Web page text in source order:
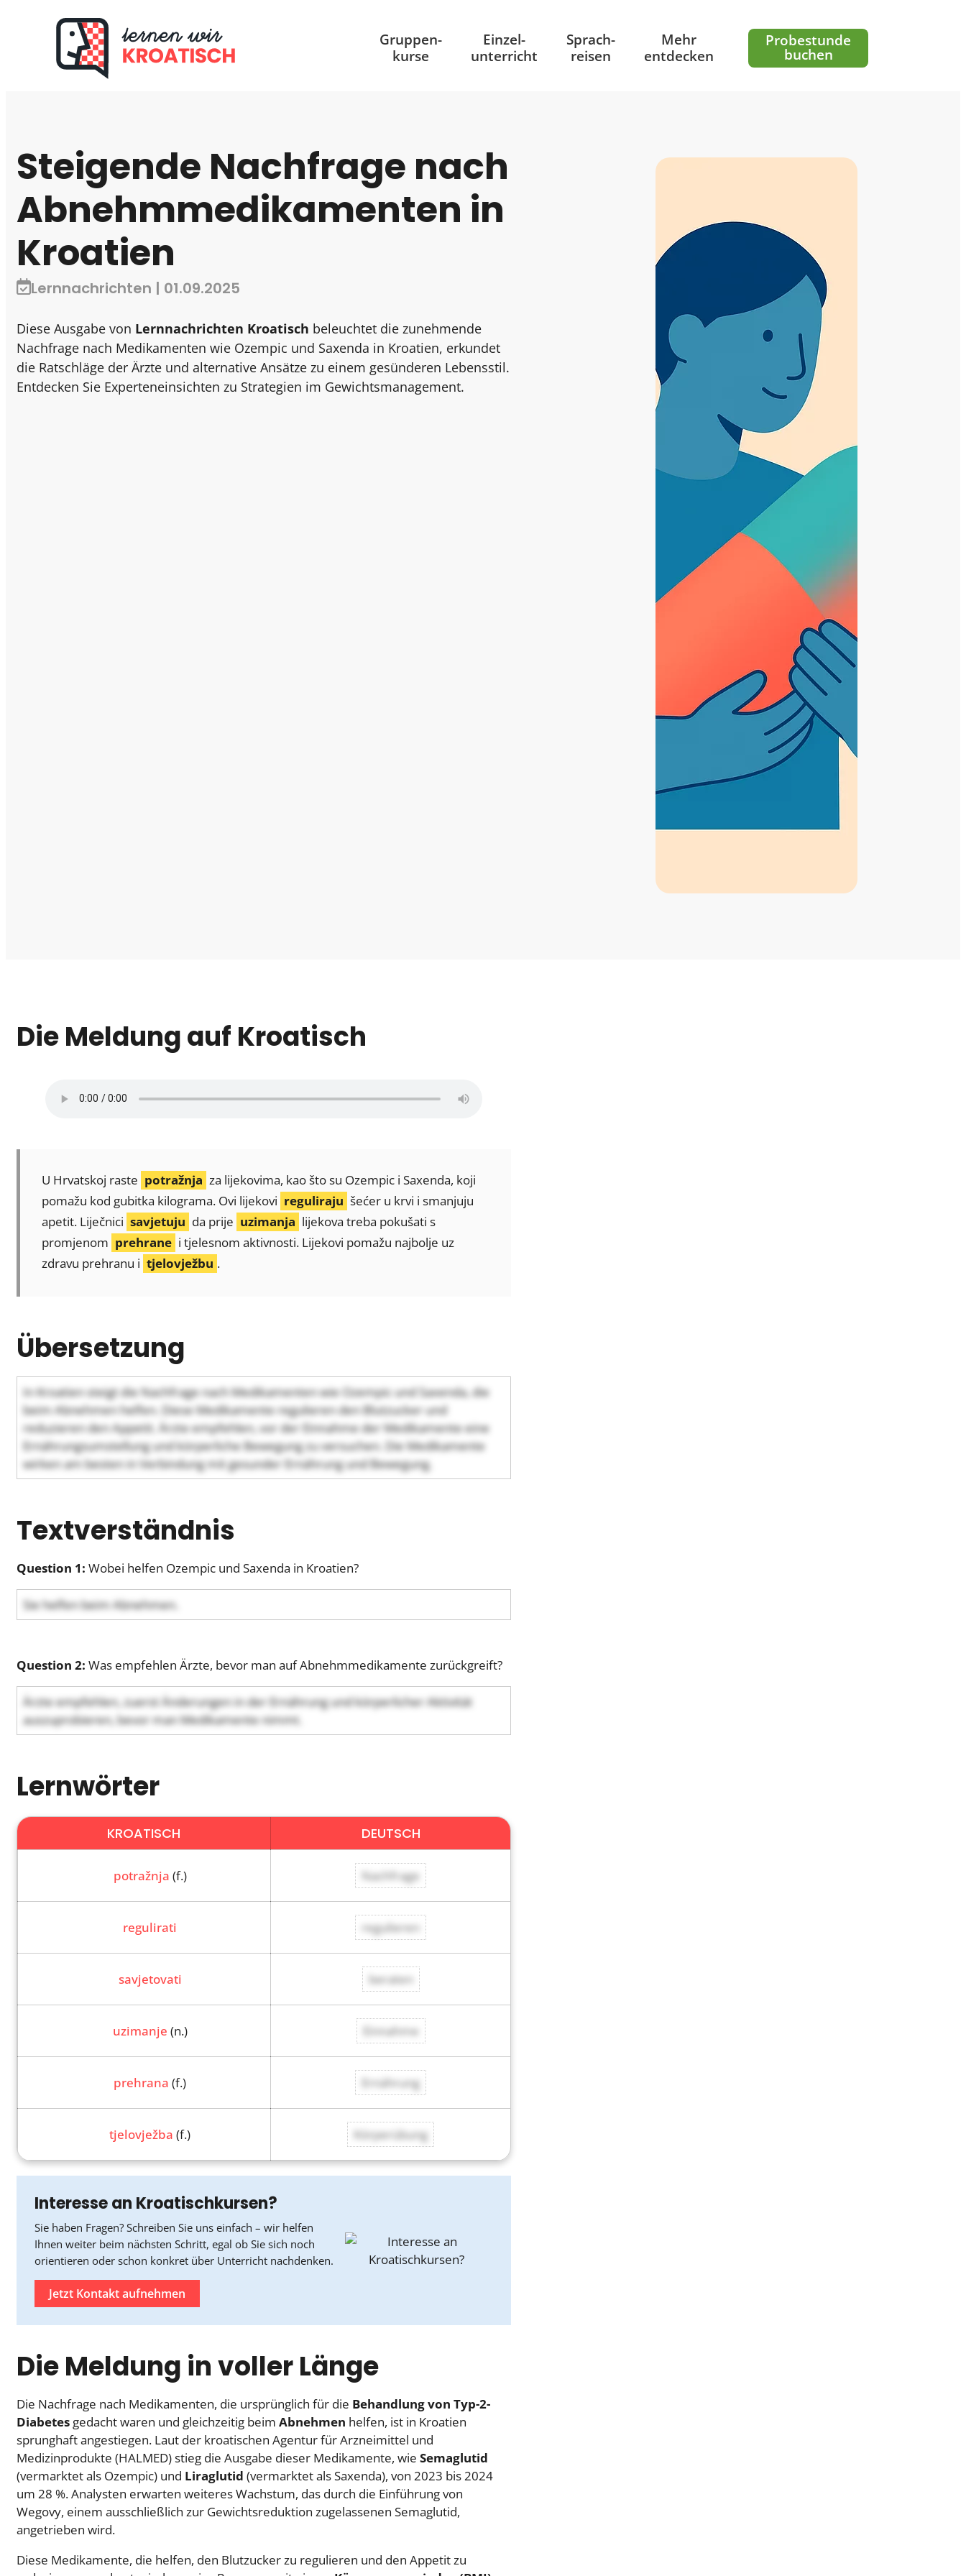
Gruppen-
kurse
Einzel-
unterricht
Sprach-
reisen
Mehr
entdecken
Probestunde
buchen
Steigende Nachfrage nach
Abnehmmedikamenten in
Kroatien
Lernnachrichten | 01.09.2025
Diese Ausgabe von Lernnachrichten Kroatisch beleuchtet die zunehmende
Nachfrage nach Medikamenten wie Ozempic und Saxenda in Kroatien, erkundet
die Ratschläge der Ärzte und alternative Ansätze zu einem gesünderen Lebensstil.
Entdecken Sie Experteneinsichten zu Strategien im Gewichtsmanagement.
Die Meldung auf Kroatisch
U Hrvatskoj raste potražnja za lijekovima, kao što su Ozempic i Saxenda, koji
pomažu kod gubitka kilograma. Ovi lijekovi reguliraju šećer u krvi i smanjuju
apetit. Liječnici savjetuju da prije uzimanja lijekova treba pokušati s
promjenom prehrane i tjelesnom aktivnosti. Lijekovi pomažu najbolje uz
zdravu prehranu i tjelovježbu .
Übersetzung
In Kroatien steigt die Nachfrage nach Medikamenten wie Ozempic und Saxenda, die
beim Abnehmen helfen. Diese Medikamente regulieren den Blutzucker und
reduzieren den Appetit. Ärzte empfehlen, vor der Einnahme der Medikamente eine
Ernährungsumstellung und körperliche Bewegung zu versuchen. Die Medikamente
wirken am besten in Verbindung mit gesunder Ernährung und Bewegung.
Textverständnis
Question 1: Wobei helfen Ozempic und Saxenda in Kroatien?
Sie helfen beim Abnehmen.
Question 2: Was empfehlen Ärzte, bevor man auf Abnehmmedikamente zurückgreift?
Ärzte empfehlen, zuerst Änderungen in der Ernährung und körperlicher Aktivität
auszuprobieren, bevor man Medikamente nimmt.
Lernwörter
KROATISCH DEUTSCH
potražnja (f.) Nachfrage
regulirati regulieren
savjetovati beraten
uzimanje (n.) Einnahme
prehrana (f.) Ernährung
tjelovježba (f.) Körperübung
Interesse an Kroatischkursen?
Sie haben Fragen? Schreiben Sie uns einfach – wir helfen
Ihnen weiter beim nächsten Schritt, egal ob Sie sich noch
orientieren oder schon konkret über Unterricht nachdenken.
Jetzt Kontakt aufnehmen
Die Meldung in voller Länge
Die Nachfrage nach Medikamenten, die ursprünglich für die Behandlung von Typ-2-
Diabetes gedacht waren und gleichzeitig beim Abnehmen helfen, ist in Kroatien
sprunghaft angestiegen. Laut der kroatischen Agentur für Arzneimittel und
Medizinprodukte (HALMED) stieg die Ausgabe dieser Medikamente, wie Semaglutid
(vermarktet als Ozempic) und Liraglutid (vermarktet als Saxenda), von 2023 bis 2024
um 28 %. Analysten erwarten weiteres Wachstum, das durch die Einführung von
Wegovy, einem ausschließlich zur Gewichtsreduktion zugelassenen Semaglutid,
angetrieben wird.
Diese Medikamente, die helfen, den Blutzucker zu regulieren und den Appetit zu